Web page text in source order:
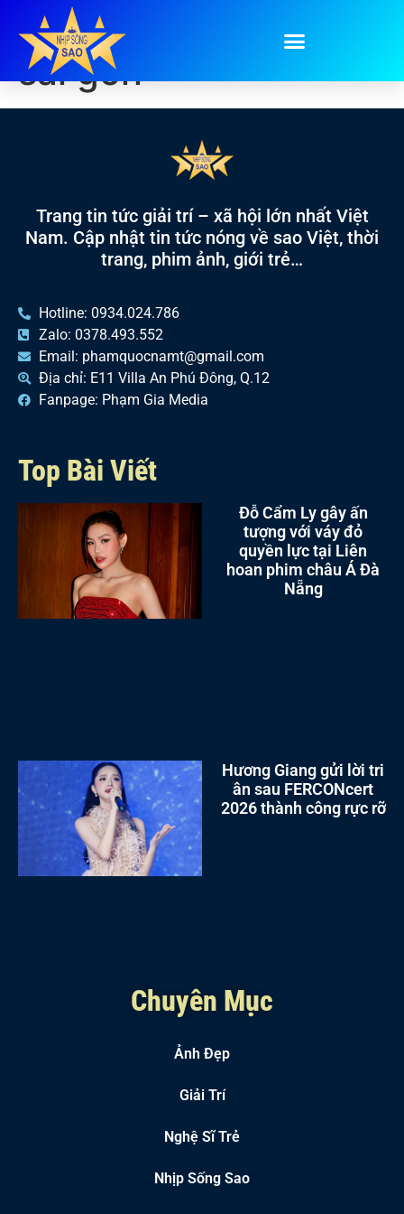
Tag:cơm gà xối mỡ
sài gòn
Trang tin tức giải trí – xã hội lớn nhất Việt
Nam. Cập nhật tin tức nóng về sao Việt, thời
trang, phim ảnh, giới trẻ…
Hotline: 0934.024.786
Zalo: 0378.493.552
Email: phamquocnamt@gmail.com
Địa chỉ: E11 Villa An Phú Đông, Q.12
Fanpage: Phạm Gia Media
Top Bài Viết
Đỗ Cẩm Ly gây ấn
tượng với váy đỏ
quyền lực tại Liên
hoan phim châu Á Đà
Nẵng
Hương Giang gửi lời tri
ân sau FERCONcert
2026 thành công rực rỡ
Chuyên Mục
Ảnh Đẹp
Giải Trí
Nghệ Sĩ Trẻ
Nhịp Sống Sao